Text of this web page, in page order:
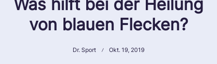
Was hilft bei der Heilung
von blauen Flecken?
Dr. Sport Okt. 19, 2019